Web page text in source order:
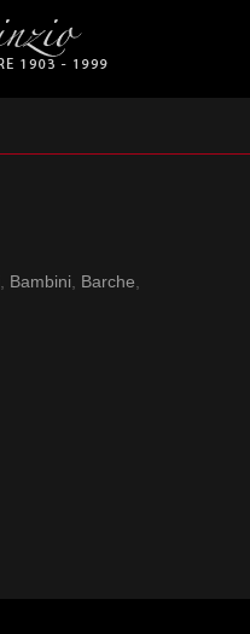
Bambini Barche